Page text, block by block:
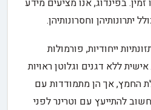
בפינדוג, אנו מציעים מידע
יתרונותיהן וחסרונותיהן.
ייחודיות, פורמולות
ללא דגנים וגלוטן ראויות
החמץ, אך הן מתמודדות עם
להתייעץ עם וטרינר לפני